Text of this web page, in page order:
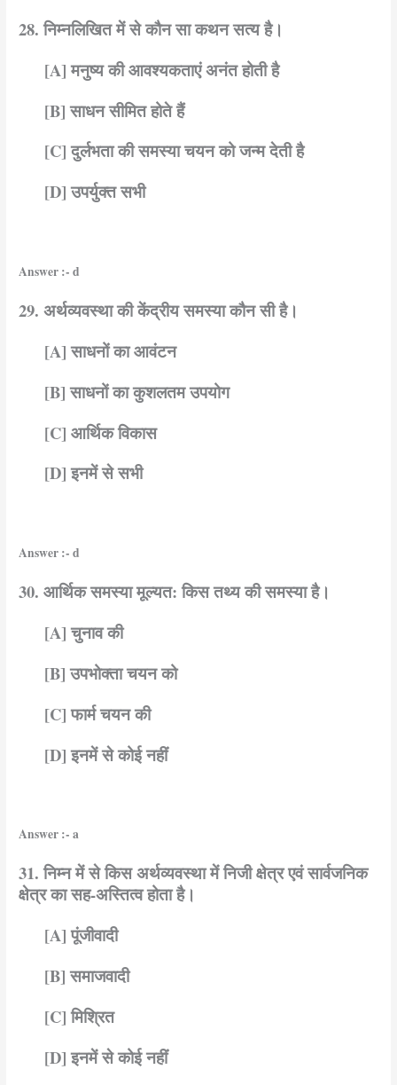
28. निम्नलिखित में से कौन सा कथन सत्य है।
[A] मनुष्य की आवश्यकताएं अनंत होती है
[B] साधन सीमित होते हैं
[C] दुर्लभता की समस्या चयन को जन्म देती है
[D] उपर्युक्त सभी
Answer :- d
29. अर्थव्यवस्था की केंद्रीय समस्या कौन सी है।
[A] साधनों का आवंटन
[B] साधनों का कुशलतम उपयोग
[C] आर्थिक विकास
[D] इनमें से सभी
Answer :- d
30. आर्थिक समस्या मूल्यत: किस तथ्य की समस्या है।
[A] चुनाव की
[B] उपभोक्ता चयन को
[C] फार्म चयन की
[D] इनमें से कोई नहीं
Answer :- a
31. निम्न में से किस अर्थव्यवस्था में निजी क्षेत्र एवं सार्वजनिक
क्षेत्र का सह-अस्तित्व होता है।
[A] पूंजीवादी
[B] समाजवादी
[C] मिश्रित
[D] इनमें से कोई नहीं